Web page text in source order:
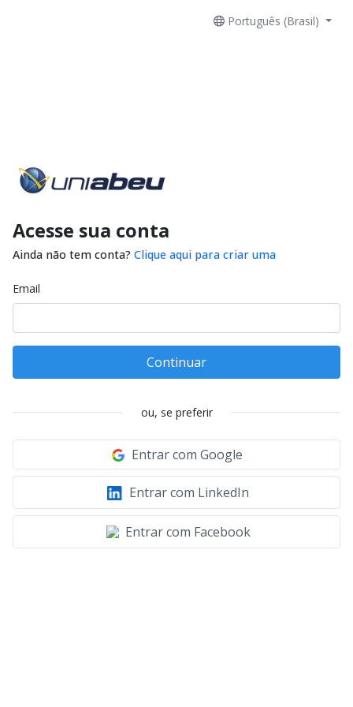
Português (Brasil)
Acesse sua conta
Ainda não tem conta? Clique aqui para criar uma
Email
Continuar
ou, se preferir
Entrar com Google
Entrar com LinkedIn
Entrar com Facebook